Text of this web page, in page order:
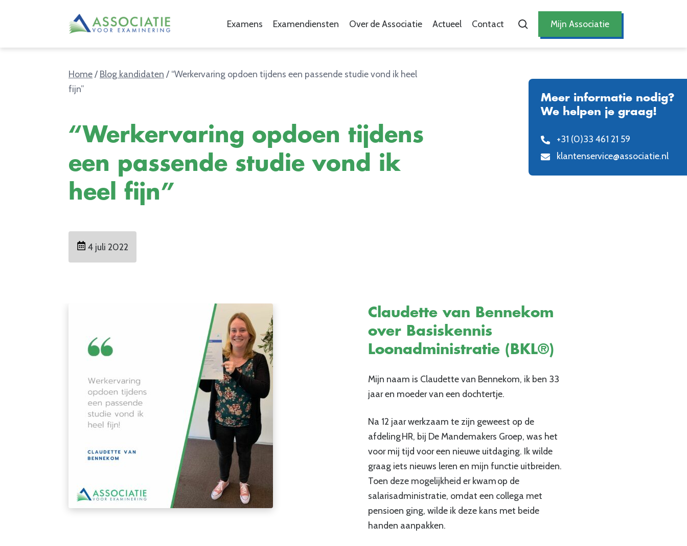
Mijn Associatie
Examens Examendiensten Over de Associatie Actueel Contact
Home/ Blog kandidaten / “Werkervaring opdoen tijdens een passende studie vond ik heel
fijn”
“Werkervaring opdoen tijdens
een passende studie vond ik
heel fijn”
4 juli 2022
Meer informatie nodig?
We helpen je graag!
+31 (0)33 461 21 59
klantenservice@associatie.nl
Claudette van Bennekom
over Basiskennis
Loonadministratie (BKL®)
Mijn naam is Claudette van Bennekom, ik ben 33
jaar en moeder van een dochtertje.
Na 12 jaar werkzaam te zijn geweest op de
afdeling HR, bij De Mandemakers Groep, was het
voor mij tijd voor een nieuwe uitdaging. Ik wilde
graag iets nieuws leren en mijn functie uitbreiden.
Toen deze mogelijkheid er kwam op de
salarisadministratie, omdat een collega met
pensioen ging, wilde ik deze kans met beide
handen aanpakken.